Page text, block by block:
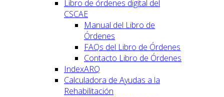
Libro de órdenes digital del
CSCAE
Manual del Libro de
Órdenes
FAQs del Libro de Órdenes
Contacto Libro de Órdenes
IndexARQ
Calculadora de Ayudas a la
Rehabilitación